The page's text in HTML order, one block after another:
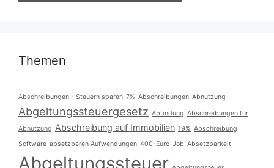
Themen
Abschreibungen - Steuern sparen 7% Abschreibungen Abnutzung
Abgeltungssteuergesetz Abfindung Abschreibungen für
Abnutzung Abschreibung auf Immobilien 19% Abschreibung
Software absetzbaren Aufwendungen 400-Euro-Job Absetzbarkeit
Abgeltungssteuer